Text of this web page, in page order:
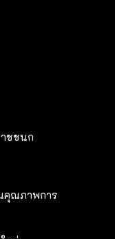
ชชนก
คุณภาพการ